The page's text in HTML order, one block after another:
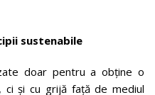
sustenabile
doar pentru a obține o
ci și cu grijă față de mediul